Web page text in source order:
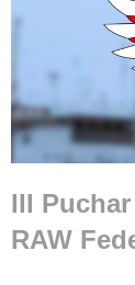
III
RAW